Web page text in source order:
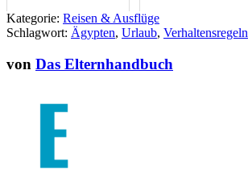
Kategorie: Reisen & Ausflüge
Schlagwort: Ägypten, Urlaub, Verhaltensregeln
von Das Elternhandbuch